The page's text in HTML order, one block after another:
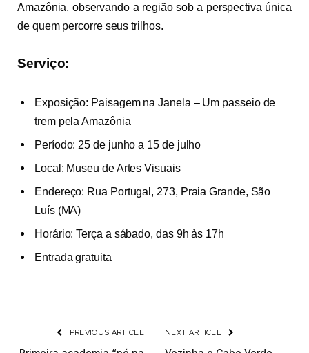
Amazônia, observando a região sob a perspectiva única
de quem percorre seus trilhos.
Serviço:
Exposição: Paisagem na Janela – Um passeio de
trem pela Amazônia
Período: 25 de junho a 15 de julho
Local: Museu de Artes Visuais
Endereço: Rua Portugal, 273, Praia Grande, São
Luís (MA)
Horário: Terça a sábado, das 9h às 17h
Entrada gratuita
PREVIOUS ARTICLE NEXT ARTICLE